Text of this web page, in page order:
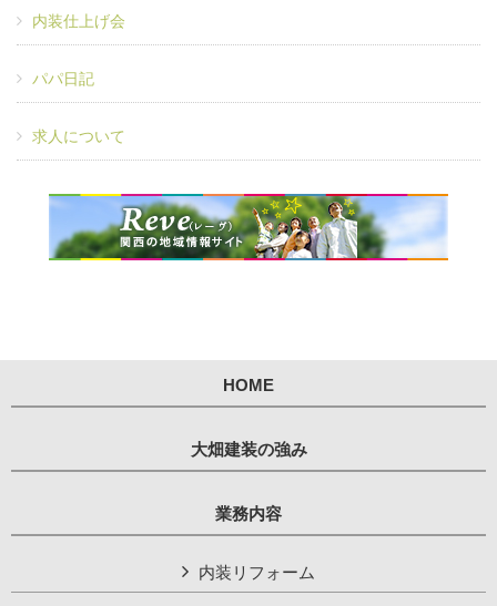
内装仕上げ会
パパ日記
求人について
HOME
大畑建装の強み
業務内容
内装リフォーム